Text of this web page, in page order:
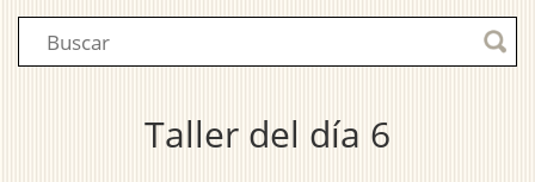
Taller del día 6